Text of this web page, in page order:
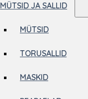
MÜTSID JA SALLID
MÜTSID
TORUSALLID
MASKID